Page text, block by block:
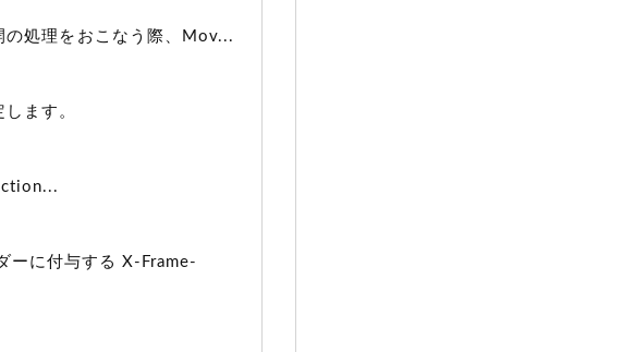
の処理をおこなう際、Mov...
ます。
ーに付与する X-Frame-